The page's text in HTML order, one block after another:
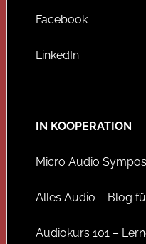
Facebook
LinkedIn
IN KOOPERATION
Micro Audio
Alles Audio – Blog
Audiokurs 101 –